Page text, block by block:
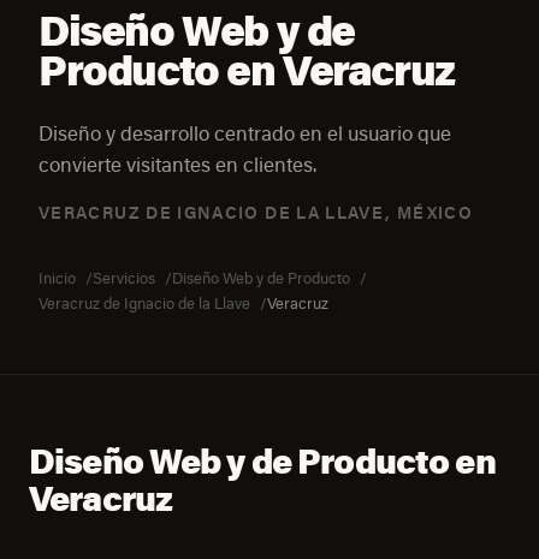
Diseño Web y de
Producto en Veracruz
Diseño y desarrollo centrado en el usuario que
convierte visitantes en clientes.
VERACRUZ DE IGNACIO DE LA LLAVE, MÉXICO
Inicio Servicios
Diseño Web y de Producto
Veracruz de Ignacio de la Llave
Veracruz
Diseño Web y de Producto en
Veracruz